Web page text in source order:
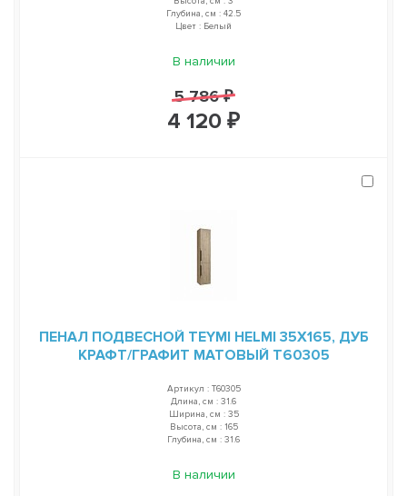
Глубина, см : 42.5
Цвет : Белый
В наличии
5 786 ₽
4 120 ₽
ПЕНАЛ ПОДВЕСНОЙ TEYMI HELMI 35Х165, ДУБ
КРАФТ/ГРАФИТ МАТОВЫЙ T60305
Артикул : T60305
Длина, см : 31.6
Ширина, см : 35
Высота, см : 165
Глубина, см : 31.6
В наличии